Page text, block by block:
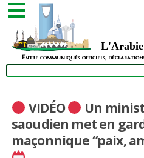
L'Arabie
Entre communiqués officiels,
VIDÉO
Un
saoudien met en
maçonnique “paix,